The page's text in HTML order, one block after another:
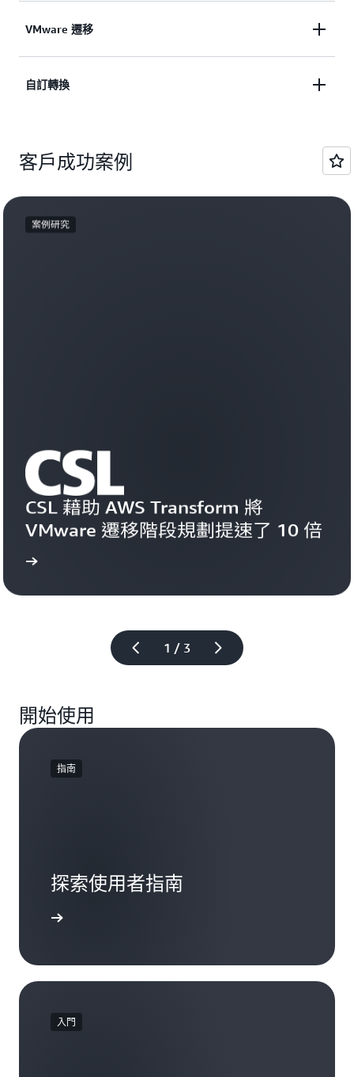
.NET 應用程式、SQL Server 資料庫與部署程序的現
AWS Transform 將大型電腦應用程式現代化時間從數
程式碼重構和應用程式重新構想)，從而縮短現代化
進一步了解
VMware 遷移
適用於 VMware 的 AWS 轉換可協助您節省 VMware
最佳化 Amazon EC2 執行個體選取以加速VMware 工
進一步了解
自訂轉換
理式 AI，來加速實現整個組織的現代化。其針對
Java、Node.js 與 Python 升級等一般情境，提供即用
型轉換。代理程式還可執行自訂、組織特定轉換，例
如版本升級、執行時期遷移，或者複雜的語言翻譯與
架構變更。透過從程式碼範例、文件和開發人員意見
客戶成功案例
1 / 3
案例研究
CSL 藉助 AWS Transform 將
VMware 遷移階段規劃提速了 10 倍
閱讀案
開始使用
指南
探索使用者指南
入門